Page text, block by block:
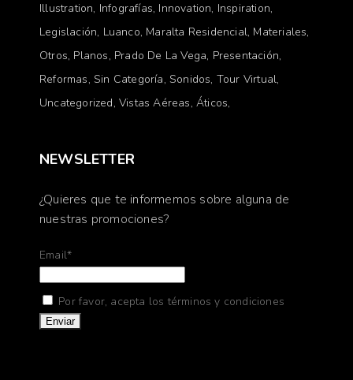
Illustration Infografías Innovation Inspiration
Legislación Luanco Maralta Residencial Materiales
Otros Planos Prado De La Vega Presentación
Reformas Sin Categoría Sonidos Tour Virtual
Uncategorized Vistas Aéreas Áticos
NEWSLETTER
¿Quieres que te informemos sobre alguna de
nuestras promociones?
Email*
Por favor, acepta los términos y condiciones